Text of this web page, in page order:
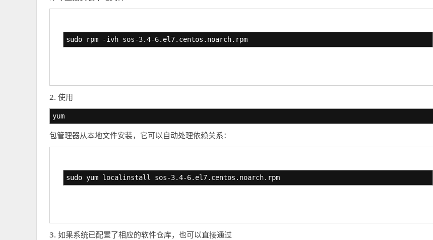
sudo rpm -ivh sos-3.4-6.el7.centos.noarch.rpm
2. 使用
yum
包管理器从本地文件安装，它可以自动处理依赖关系：
sudo yum localinstall sos-3.4-6.el7.centos.noarch.rpm
3. 如果系统已配置了相应的软件仓库，也可以直接通过